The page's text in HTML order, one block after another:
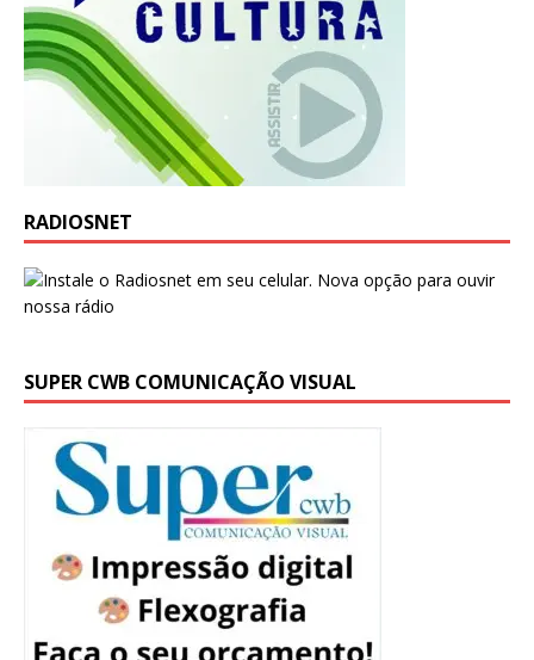
RADIOSNET
SUPER CWB COMUNICAÇÃO VISUAL